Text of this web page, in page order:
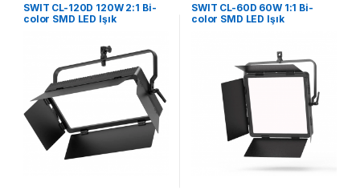
SWIT CL-120D 120W 2:1 Bi-
color SMD LED Işık
SWIT CL-60D 60W 1:1 Bi-
color SMD LED Işık